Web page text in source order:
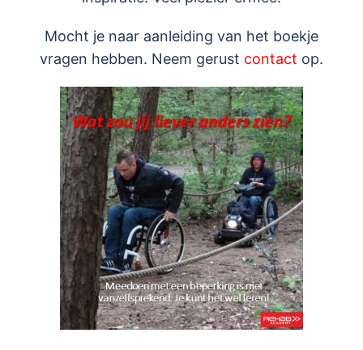
Mocht je naar aanleiding van het boekje
vragen hebben. Neem gerust contact op.